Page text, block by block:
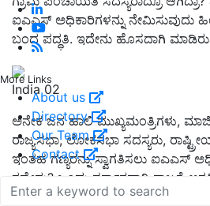
More Links
About us
Directory
Our Team
Contact
ಐಎಎಸ್ ಅಧಿಕಾರಿಗಳನ್ನು ನೇಮಿಸುವುದು
ಬಂದ ಪದ್ಧತಿ. ಇದೇನು ಹೊಸದಾಗಿ
India 02
ಅನೇಕ ಜನ ಹಾಲಿ ಮುಖ್ಯಮಂತ್ರಿಗಳು,
ರಾಜ್ಯಸಭಾ, ಲೋಕಸಭಾ ಸದಸ್ಯರು,
ಇಂತಹ ಗಣ್ಯರನ್ನು ಸ್ವಾಗತಿಸಲು ಐಎಎಸ್
ತಪ್ಪೇನು? ಒಂದು ಸರ್ಕಾರವಾಗಿ ರಾಜ್ಯಕ್ಕೆ
ಸತ್ಕರಿಸುವ ಕೆಲಸ ಮಾಡಿದ್ದೇವೆ, ಇದನ್ನು